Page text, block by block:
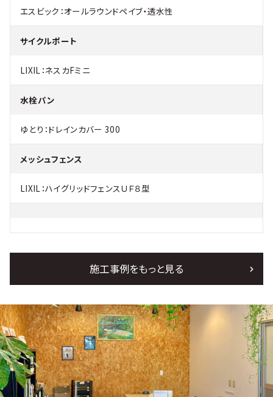
エスビック：オールラウンドペイブ・透水性
サイクルポート
LIXIL：ネスカFミニ
水栓パン
ゆとり：ドレインカバー 300
メッシュフェンス
LIXIL：ハイグリッドフェンスＵＦ８型
施工事例をもっと見る